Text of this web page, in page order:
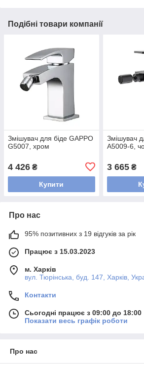
Подібні товари компанії
Змішувач для біде GAPPO
G5007, хром
4 426 ₴
Купити
Змішувач
A5009-6,
3 665₴
Про нас
95% позитивних з 19 відгуків за рік
Працює з 15.03.2023
м. Харків
вул. Тюрінська, буд. 147, Харків,
Контакти
Сьогодні працює з 09:00 до 18:00
Показати весь графік роботи
Про нас